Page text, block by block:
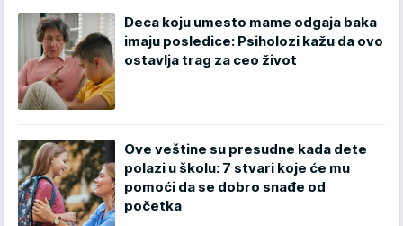
Deca koju umesto mame odgaja baka
imaju posledice: Psiholozi kažu da ovo
ostavlja trag za ceo život
Ove veštine su presudne kada dete
polazi u školu: 7 stvari koje će mu
pomoći da se dobro snađe od
početka